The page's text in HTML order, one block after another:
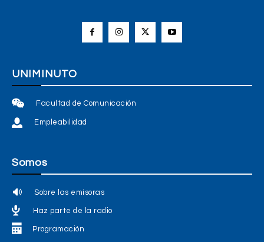
UNIMINUTO
Facultad de Comunicación
Empleabilidad
Somos
Sobre las emisoras
Haz parte de la radio
Programación